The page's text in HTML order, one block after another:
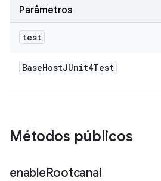
Parâmetros
test
BaseHostJUnit4Test
Métodos públicos
enableRootcanal